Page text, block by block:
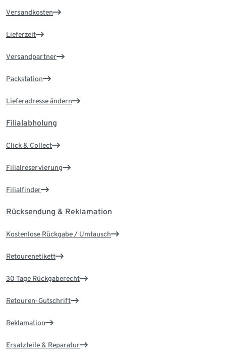
Versandkosten
Lieferzeit
Versandpartner
Packstation
Lieferadresse ändern
Filialabholung
Click & Collect
Filialreservierung
Filialfinder
Rücksendung & Reklamation
Kostenlose Rückgabe / Umtausch
Retourenetikett
30 Tage Rückgaberecht
Retouren-Gutschrift
Reklamation
Ersatzteile & Reparatur